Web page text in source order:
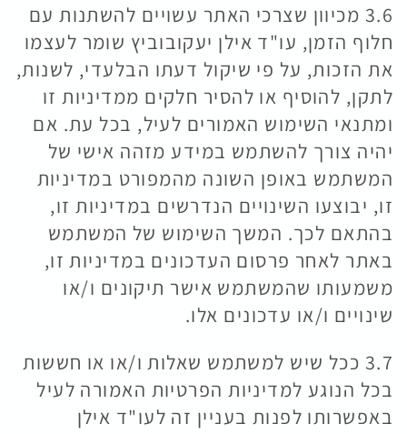
3.6 מכיוון שצרכי האתר עשויים להשתנות עם
חלוף הזמן, עו"ד אילן יעקובוביץ שומר לעצמו
את הזכות, על פי שיקול דעתו הבלעדי, לשנות,
לתקן, להוסיף או להסיר חלקים ממדיניות זו
ומתנאי השימוש האמורים לעיל, בכל עת. אם
יהיה צורך להשתמש במידע מזהה אישי של
המשתמש באופן השונה מהמפורט במדיניות
זו, יבוצעו השינויים הנדרשים במדיניות זו,
בהתאם לכך. המשך השימוש של המשתמש
באתר לאחר פרסום העדכונים במדיניות זו,
משמעותו שהמשתמש אישר תיקונים ו/או
שינויים ו/או עדכונים אלו.
3.7 ככל שיש למשתמש שאלות ו/או או חששות
בכל הנוגע למדיניות הפרטיות האמורה לעיל
באפשרותו לפנות בעניין זה לעו"ד אילן